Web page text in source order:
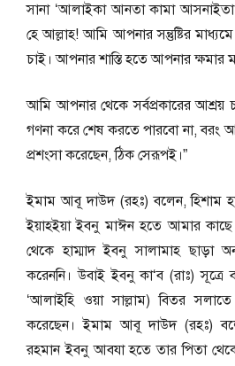
সানা ‘আলাইকা আনতা কামা আসনাইতা
হে আল্লাহ! আমি আপনার সন্তুষ্টির
চাই। আপনার শাস্তি হতে আপনার ক্ষমার
আমি আপনার থেকে সর্বপ্রকারের আশ্রয়
গণনা করে শেষ করতে পারবো না, বরং
প্রশংসা করেছেন, ঠিক সেরূপই।”
ইমাম আবূ দাউদ (রহঃ) বলেন, হিশাম
ইয়াহইয়া ইবনু মাঈন হতে আমার
থেকে হাম্মাদ ইবনু সালামাহ ছাড়া
করেননি। উবাই ইবনু কা‘ব (রাঃ) সূত্রে
‘আলাইহি ওয়া সাল্লাম) বিতর
করেছেন। ইমাম আবূ দাউদ (রহঃ)
রহমান ইবনু আবযা হতে তার পিতা থেকে